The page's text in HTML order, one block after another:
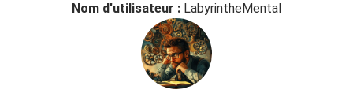
Nom d'utilisateur : LabyrintheMental